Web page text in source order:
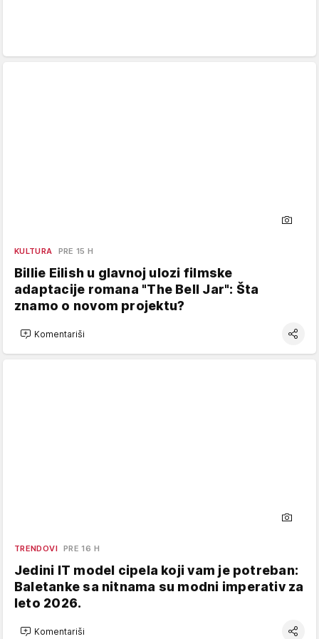
KULTURA PRE 15 H
Billie Eilish u glavnoj ulozi filmske
adaptacije romana "The Bell Jar": Šta
znamo o novom projektu?
Komentariši
TRENDOVI PRE 16 H
Jedini IT model cipela koji vam je potreban:
Baletanke sa nitnama su modni imperativ za
leto 2026.
Komentariši